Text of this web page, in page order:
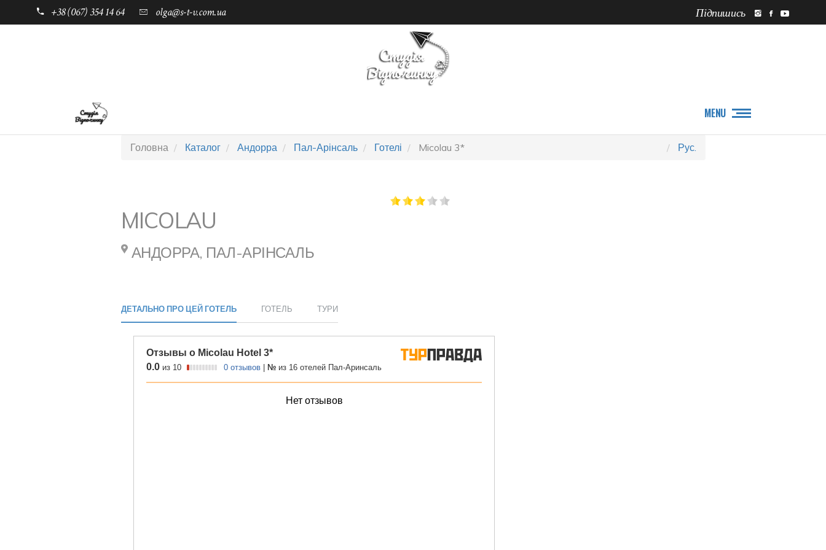
+38 (067) 354 14 64 olga@s-t-v.com.ua Підпишись
MENU
Головна Каталог Андорра Пал-Арінсаль Готелі Micolau 3* Рус.
MICOLAU
АНДОРРА, ПАЛ-АРІНСАЛЬ
ДЕТАЛЬНО ПРО ЦЕЙ ГОТЕЛЬ ГОТЕЛЬ ТУРИ